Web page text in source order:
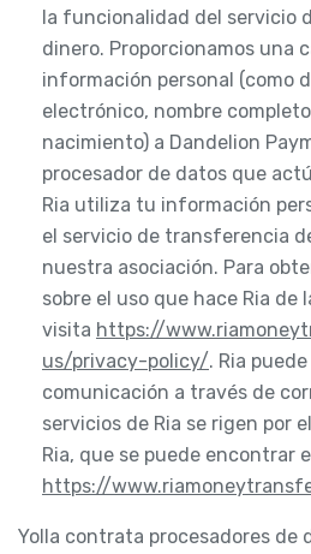
la funcionalidad del servicio
dinero. Proporcionamos una
información personal (como
electrónico, nombre
nacimiento) a Dandelion
procesador de datos que
Ria utiliza tu información
el servicio de transferencia
nuestra asociación. Para
sobre el uso que hace Ria de
visita https://
us/privacy-policy/. Ria
comunicación a través de
servicios de Ria se rigen por
Ria, que se puede encontrar
https://
Yolla contrata procesadores de